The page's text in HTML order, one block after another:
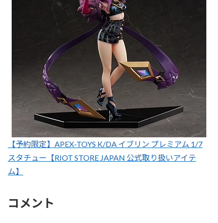
【予約限定】APEX-TOYS K/DA イブリン プレミアム 1/7
スタチュー【RIOT STORE JAPAN 公式取り扱いアイテ
ム】
コメント